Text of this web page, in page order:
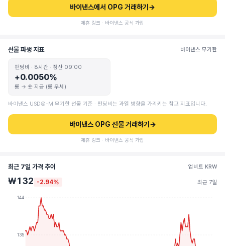
바이낸스에서 OPG 거래하기 →
제휴 링크 · 바이낸스 공식 가입
선물 파생 지표 바이낸스 무기한
펀딩비 · 8시간 · 정산 09:00
+0.0050%
롱 → 숏 지급 (롱 우세)
바이낸스 USDⓈ-M 무기한 선물 기준 · 펀딩비는 과열 방향을 가리키는 참고 지표입니다.
바이낸스 OPG 선물 거래하기 →
제휴 링크 · 바이낸스 공식 가입
최근 7일 가격 추이 업비트 KRW
₩132 -2.94% 최근 7일
144
135